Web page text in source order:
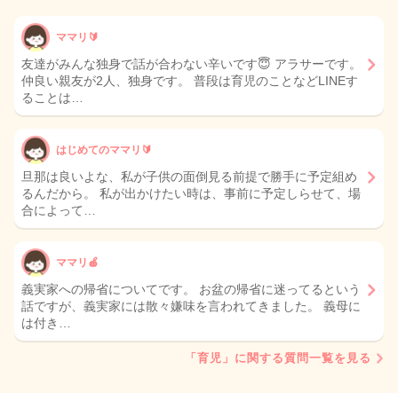
ママリ🔰
友達がみんな独身で話が合わない辛いです😇 アラサーです。
仲良い親友が2人、独身です。 普段は育児のことなどLINEす
ることは…
はじめてのママリ🔰
旦那は良いよな、私が子供の面倒見る前提で勝手に予定組め
るんだから。 私が出かけたい時は、事前に予定しらせて、場
合によって…
ママリ🍎
義実家への帰省についてです。 お盆の帰省に迷ってるという
話ですが、義実家には散々嫌味を言われてきました。 義母に
は付き…
「育児」に関する質問一覧を見る